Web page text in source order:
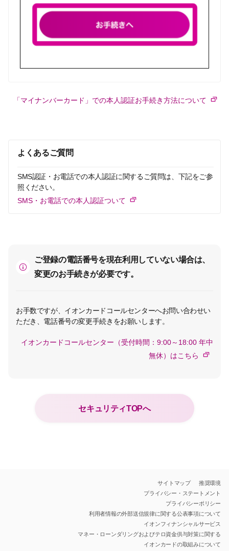
「マイナンバーカード」での本人認証お手続き方法について
よくあるご質問
SMS認証・お電話での本人認証に関するご質問は、下記をご参
照ください。
SMS・お電話での本人認証ついて
ご登録の電話番号を現在利用していない場合は、
変更のお手続きが必要です。
お手数ですが、イオンカードコールセンターへお問い合わせい
ただき、電話番号の変更手続きをお願いします。
イオンカードコールセンター（受付時間：9:00～18:00 年中
無休）はこちら
セキュリティTOPへ
サイトマップ
推奨環境
プライバシー・ステートメント
プライバシーポリシー
利用者情報の外部送信規律に関する公表事項について
イオンフィナンシャルサービス
マネー・ローンダリングおよびテロ資金供与対策に関する
イオンカードの取組みについて